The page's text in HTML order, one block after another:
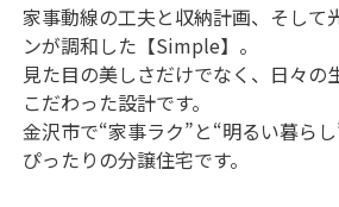
家事動線の工夫と収納計画、そして
ンが調和した【Simple】。
見た目の美しさだけでなく、日々の
こだわった設計です。
金沢市で“家事ラク”と“明るい暮ら
ぴったりの分譲住宅です。